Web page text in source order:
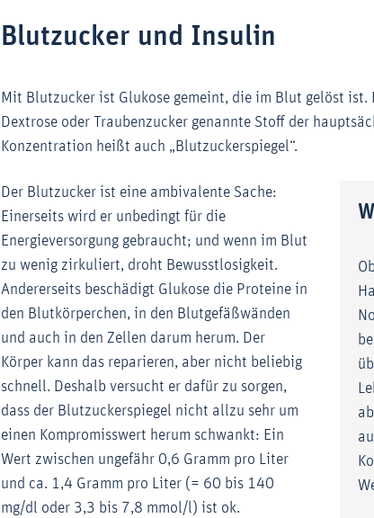
Blutzucker und Insulin
Mit Blutzucker ist Glukose gemeint, die im Blut gelöst ist.
Dextrose oder Traubenzucker genannte Stoff der
Konzentration heißt auch „Blutzuckerspiegel“.
Der Blutzucker ist eine ambivalente Sache:
Einerseits wird er unbedingt für die
Energieversorgung gebraucht; und wenn im Blut
zu wenig zirkuliert, droht Bewusstlosigkeit.
Andererseits beschädigt Glukose die Proteine in
den Blutkörperchen, in den Blutgefäßwänden
und auch in den Zellen darum herum. Der
Körper kann das reparieren, aber nicht beliebig
schnell. Deshalb versucht er dafür zu sorgen,
dass der Blutzuckerspiegel nicht allzu sehr um
einen Kompromisswert herum schwankt: Ein
Wert zwischen ungefähr 0,6 Gramm pro Liter
und ca. 1,4 Gramm pro Liter (= 60 bis 140
mg/dl oder 3,3 bis 7,8 mmol/l) ist ok.